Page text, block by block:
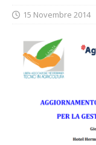
15 Novembre 2014